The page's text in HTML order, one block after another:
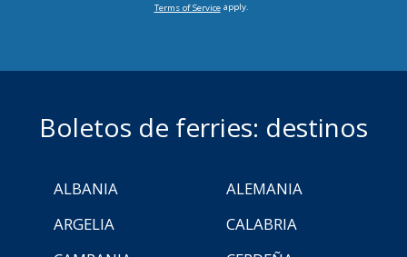
Terms of Serviceapply.
Boletos de ferries: destinos
ALBANIA
ALEMANIA
ARGELIA
CALABRIA